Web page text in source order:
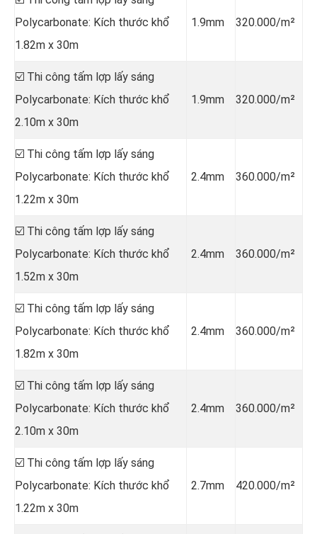
Polycarbonate: Kích thước khổ
1.82m x 30m
1.9mm 320.000/m²
☑️ Thi công tấm lợp lấy sáng
Polycarbonate: Kích thước khổ
2.10m x 30m
1.9mm 320.000/m²
☑️ Thi công tấm lợp lấy sáng
Polycarbonate: Kích thước khổ
1.22m x 30m
2.4mm 360.000/m²
☑️ Thi công tấm lợp lấy sáng
Polycarbonate: Kích thước khổ
1.52m x 30m
2.4mm 360.000/m²
☑️ Thi công tấm lợp lấy sáng
Polycarbonate: Kích thước khổ
1.82m x 30m
2.4mm 360.000/m²
☑️ Thi công tấm lợp lấy sáng
Polycarbonate: Kích thước khổ
2.10m x 30m
2.4mm 360.000/m²
☑️ Thi công tấm lợp lấy sáng
Polycarbonate: Kích thước khổ
1.22m x 30m
2.7mm 420.000/m²